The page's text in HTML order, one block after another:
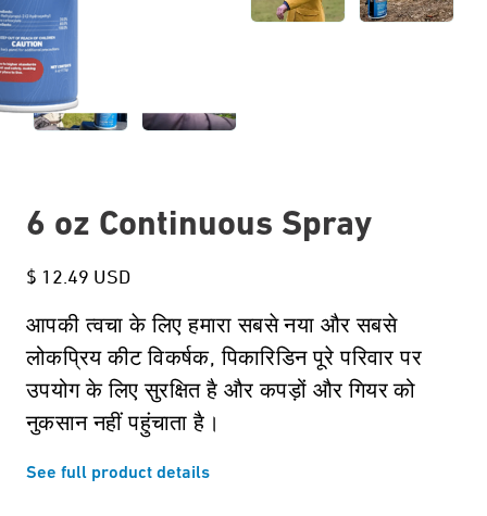
6 oz Continuous Spray
$ 12.49 USD
आपकी त्वचा के लिए हमारा सबसे नया और सबसे
लोकप्रिय कीट विकर्षक, पिकारिडिन पूरे परिवार पर
उपयोग के लिए सुरक्षित है और कपड़ों और गियर को
नुकसान नहीं पहुंचाता है।
See full product details